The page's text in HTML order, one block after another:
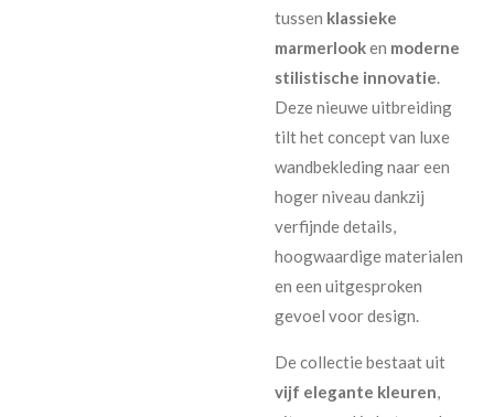
tussen klassieke
marmerlooken moderne
stilistische innovatie.
Deze nieuwe uitbreiding
tilt het concept van luxe
wandbekleding naar een
hoger niveau dankzij
verfijnde details,
hoogwaardige materialen
en een uitgesproken
gevoel voor design.
De collectie bestaat uit
vijf elegante kleuren,